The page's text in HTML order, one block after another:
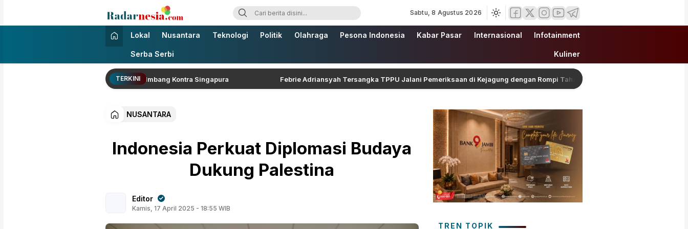
Radarnesia
Enak Dibaca
Sabtu, 8 Agustus 2026
Lokal Nusantara Teknologi Politik Olahraga Pesona Indonesia Kabar Pasar Internasional Infotainment
Serba Serbi Kuliner
TERKINI
Lolos Semifinal Piala AFF Usai Imbang Kontra Singapura Febrie Adriansyah Tersangka TPPU Jalani Pemeriksaan di Kejagung dengan Rompi Tahanan
NUSANTARA
Indonesia Perkuat Diplomasi Budaya
Dukung Palestina
Editor
Kamis, 17 April 2025 - 18:55 WIB
TREN TOPIK